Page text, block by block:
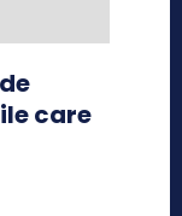
care